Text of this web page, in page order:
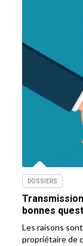
DOSSIERS
bonnes
Les raisons
propriétaire de